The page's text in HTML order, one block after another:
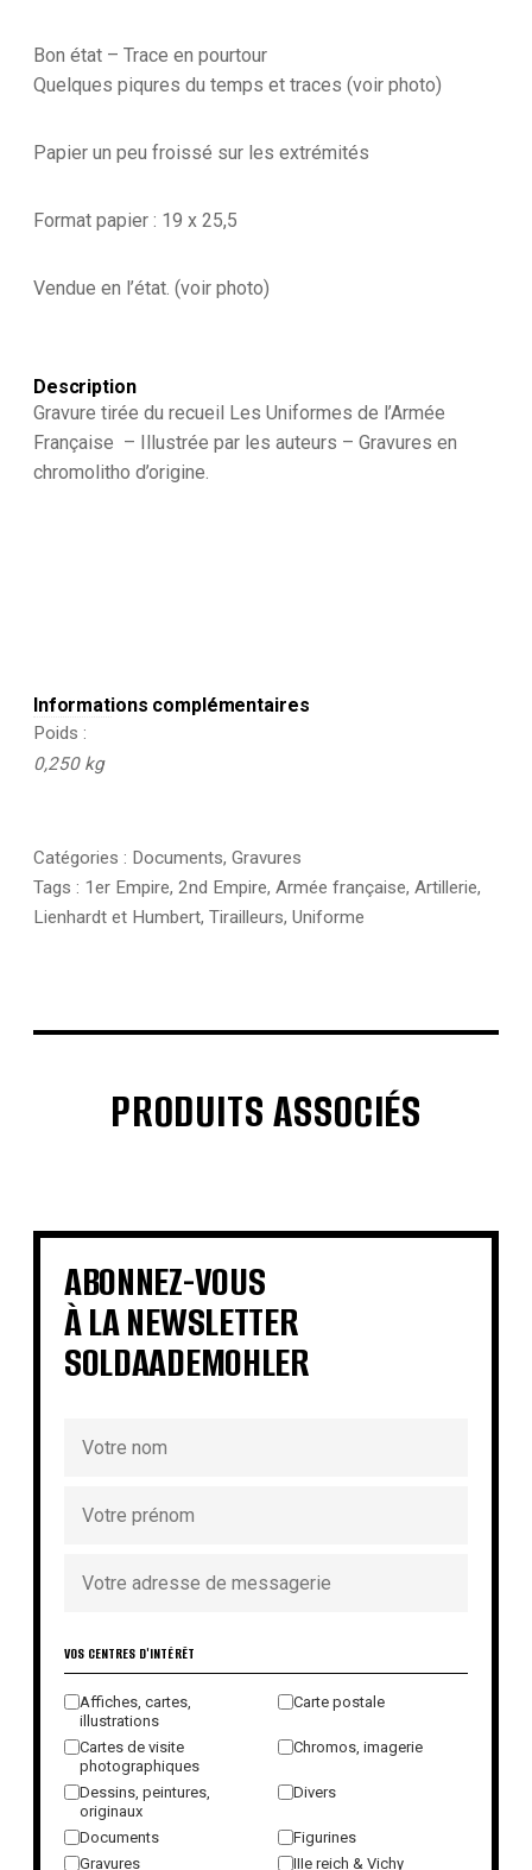
-
Uniformes
de
Française
-
-
Pl34
Dragons
1852
Bon état – Trace en pourtour
Quelques piqures du temps et traces (voir photo)
Papier un peu froissé sur les extrémités
Format papier : 19 x 25,5
Vendue en l’état. (voir photo)
Description
Gravure tirée du recueil Les Uniformes de l’Armée
Française – Illustrée par les auteurs – Gravures en
chromolitho d’origine.
Informations complémentaires
Poids
0,250 kg
Catégories : Documents, Gravures
Tags : 1er Empire, 2nd Empire, Armée française, Artillerie,
Lienhardt et Humbert, Tirailleurs, Uniforme
PRODUITS ASSOCIÉS
€ €
€ €
€ €
ABONNEZ-VOUS
À LA NEWSLETTER
SOLDAADEMOHLER
VOS CENTRES D'INTÉRÊT
Affiches, cartes,
illustrations
Carte postale
Cartes de visite
photographiques
Chromos, imagerie
Dessins, peintures,
originaux
Divers
Documents
Figurines
Gravures
IIIe reich & Vichy